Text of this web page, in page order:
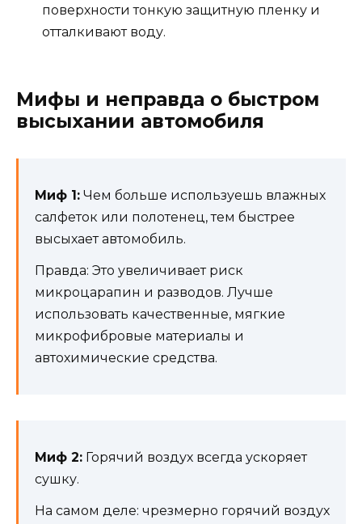
поверхности тонкую защитную пленку и
отталкивают воду.
Мифы и неправда о быстром
высыхании автомобиля
Миф 1: Чем больше используешь влажных
салфеток или полотенец, тем быстрее
высыхает автомобиль.
Правда: Это увеличивает риск
микроцарапин и разводов. Лучше
использовать качественные, мягкие
микрофибровые материалы и
автохимические средства.
Миф 2: Горячий воздух всегда ускоряет
сушку.
На самом деле: чрезмерно горячий воздух